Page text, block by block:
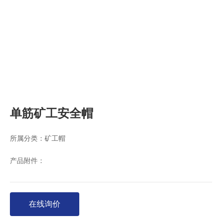
单筋矿工安全帽
所属分类： 矿工帽
产品附件：
在线询价